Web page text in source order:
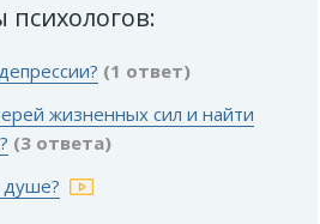
психологов:
(1 ответ)
жизненных сил и найти
(3 ответа)
душе?